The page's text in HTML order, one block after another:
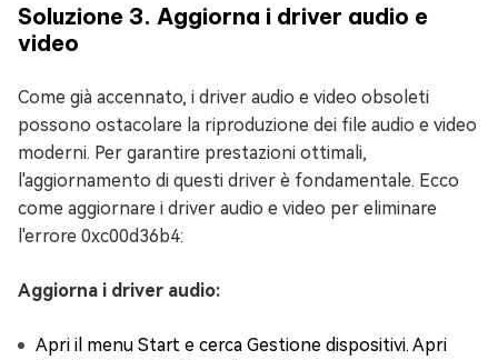
Soluzione 3. Aggiorna i driver audio e
video
Come già accennato, i driver audio e video obsoleti
possono ostacolare la riproduzione dei file audio e video
moderni. Per garantire prestazioni ottimali,
l'aggiornamento di questi driver è fondamentale. Ecco
come aggiornare i driver audio e video per eliminare
l'errore 0xc00d36b4:
Aggiorna i driver audio:
Apri il menu Start e cerca Gestione dispositivi. Apri